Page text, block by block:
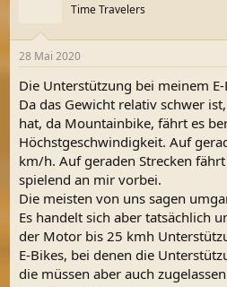
e
:
Time Travelers
28 Mai 2020
Die Unterstützung bei meinem
Da das Gewicht relativ schwer
hat, da Mountainbike, fährt es
Höchstgeschwindigkeit. Auf
km/h. Auf geraden Strecken
spielend an mir vorbei.
Die meisten von uns sagen
Es handelt sich aber tatsächlich
der Motor bis 25 kmh
E-Bikes, bei denen die
die müssen aber auch